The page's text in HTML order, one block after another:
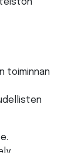
toiminnan